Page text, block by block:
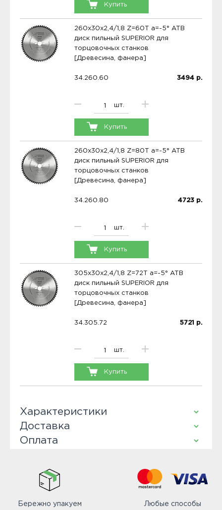
Купить
260x30x2,4/1,8 Z=60T a=-5° ATB
диск пильный SUPERIOR для
торцовочных станков
[Древесина, фанера]
34.260.60
шт.
3494 р.
Купить
260x30x2,4/1,8 Z=80T a=-5° ATB
диск пильный SUPERIOR для
торцовочных станков
[Древесина, фанера]
34.260.80
шт.
4723 р.
Купить
305x30x2,4/1,8 Z=72T a=-5° ATB
диск пильный SUPERIOR для
торцовочных станков
[Древесина, фанера]
34.305.72
шт.
5721 р.
Купить
Характеристики
Доставка
Оплата
Бережно упакуем
Любые способы